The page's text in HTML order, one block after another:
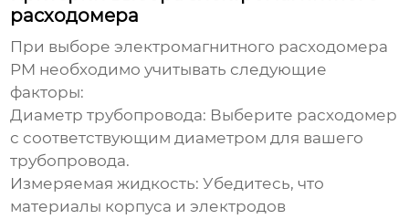
расходомера
При выбореэлектромагнитного расходомера
PM необходимо учитывать следующие
факторы:
Диаметр трубопровода: Выберите расходомер
с соответствующим диаметром для вашего
трубопровода.
Измеряемая жидкость: Убедитесь, что
материалы корпуса и электродов